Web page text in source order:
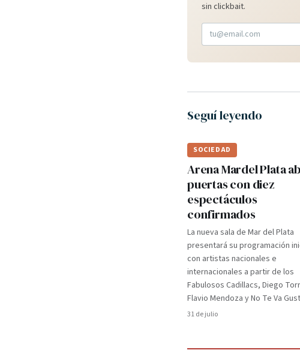
sin clickbait.
Seguí leyendo
SOCIEDAD
Arena Mardel Plata
puertas con diez
espectáculos
confirmados
La nueva sala de Mar del Plata
presentará su programación
con artistas nacionales e
internacionales a partir de los
Fabulosos Cadillacs, Diego
Flavio Mendoza y No Te Va
31 de julio